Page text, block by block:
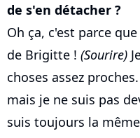
de s'en détacher ?
Oh ça, c'est parce
de Brigitte ! (Sourire)
choses assez
mais je ne suis pas
suis toujours la